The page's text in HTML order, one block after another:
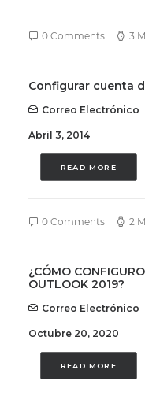
0 Comments 3
Configurar cuenta
Correo Electrónico
Abril 3, 2014
READ MORE
0 Comments 2
¿CÓMO
OUTLOOK 2019?
Correo Electrónico
Octubre 20, 2020
READ MORE